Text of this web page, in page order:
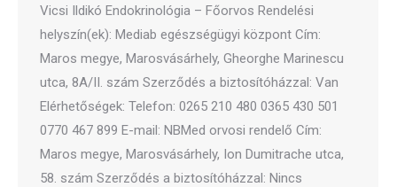
Vicsi Ildikó Endokrinológia – Főorvos Rendelési
helyszín(ek): Mediab egészségügyi központ Cím:
Maros megye, Marosvásárhely, Gheorghe Marinescu
utca, 8A/II. szám Szerződés a biztosítóházzal: Van
Elérhetőségek: Telefon: 0265 210 480 0365 430 501
0770 467 899 E-mail: NBMed orvosi rendelő Cím:
Maros megye, Marosvásárhely, Ion Dumitrache utca,
58. szám Szerződés a biztosítóházzal: Nincs